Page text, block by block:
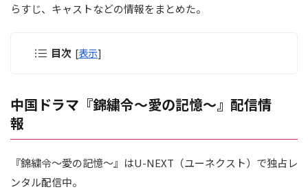
らすじ、キャストなどの情報をまとめた。
目次 [表示]
中国ドラマ『錦繍令～愛の記憶～』配信情
報
『錦繍令～愛の記憶～』はU-NEXT（ユーネクスト）で独占レ
ンタル配信中。